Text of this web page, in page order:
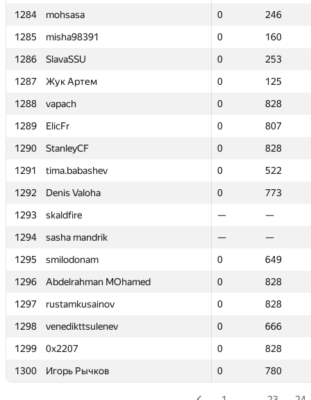
1284
mohsasa 0
246
1285
misha98391 0
160
1286
SlavaSSU 0
253
1287
Жук Артем 0
125
1288
vapach 0
828
1289
ElicFr 0
807
1290
StanleyCF 0
828
1291
tima.babashev 0
522
1292
Denis Valoha 0
773
1293
skaldfire —
—
1294
sasha mandrik —
—
1295
smilodonam 0
649
1296
Abdelrahman MOhamed 0
828
1297
rustamkusainov 0
828
1298
venedikttsulenev 0
666
1299
0x2207 0
828
1300
Игорь Рычков 0 780
1284
mohsasa 0
246
1285
misha98391 0
160
1286
SlavaSSU 0
253
1287
Жук Артем 0
125
1288
vapach 0
828
1289
ElicFr 0
807
1290
StanleyCF 0
828
1291
tima.babashev 0
522
1292
Denis Valoha 0
773
1293
skaldfire —
—
1294
sasha mandrik —
—
1295
smilodonam 0
649
1296
Abdelrahman MOhamed 0
828
1297
rustamkusainov 0
828
1298
venedikttsulenev 0
666
1299
0x2207 0
828
1300
Игорь Рычков 0 780